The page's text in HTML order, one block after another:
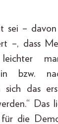
sei –
–, dass
in bzw.
das
Das
für die